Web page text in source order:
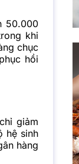
50.000
khi
chục
hồi
giảm
hệ sinh
hàng